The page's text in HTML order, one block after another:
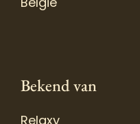
Bekend van
Relaxy